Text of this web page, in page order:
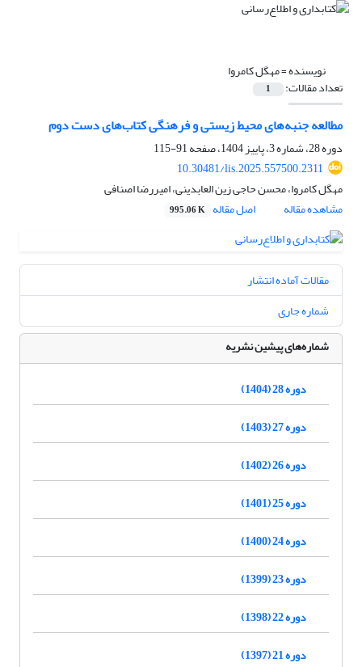
نویسنده =مهگل کامروا
تعداد مقالات: 1
مطالعه جنبه‌های محیط زیستی و فرهنگی کتاب‌های دست دوم
دوره 28، شماره 3، پاییز 1404، صفحه
91-115
10.30481/lis.2025.557500.2311
مهگل کامروا، محسن حاجی زین العابدینی، امیررضا اصنافی
مشاهده مقاله
اصل مقاله 995.06 K
مقالات آماده انتشار
شماره جاری
شماره‌های پیشین نشریه
دوره 28 (1404)
دوره 27 (1403)
دوره 26 (1402)
دوره 25 (1401)
دوره 24 (1400)
دوره 23 (1399)
دوره 22 (1398)
دوره 21 (1397)